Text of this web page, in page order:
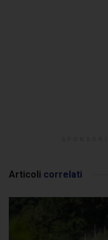
Articoli correlati